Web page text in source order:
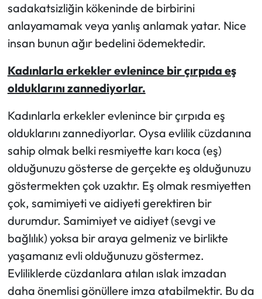
sadakatsizliğin kökeninde de birbirini
anlayamamak veya yanlış anlamak yatar. Nice
insan bunun ağır bedelini ödemektedir.
Kadınlarla erkekler evlenince bir çırpıda eş
olduklarını zannediyorlar.
Kadınlarla erkekler evlenince bir çırpıda eş
olduklarını zannediyorlar. Oysa evlilik cüzdanına
sahip olmak belki resmiyette karı koca (eş)
olduğunuzu gösterse de gerçekte eş olduğunuzu
göstermekten çok uzaktır. Eş olmak resmiyetten
çok, samimiyeti ve aidiyeti gerektiren bir
durumdur. Samimiyet ve aidiyet (sevgi ve
bağlılık) yoksa bir araya gelmeniz ve birlikte
yaşamanız evli olduğunuzu göstermez.
Evliliklerde cüzdanlara atılan ıslak imzadan
daha önemlisi gönüllere imza atabilmektir. Bu da